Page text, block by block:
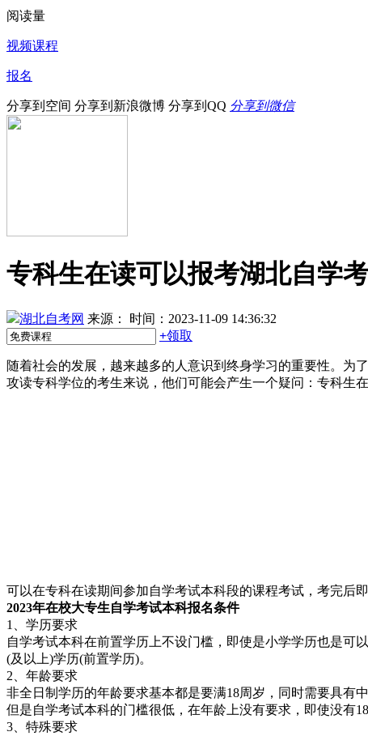
阅读量
视频课程
报名
分享到空间 分享到新浪微博 分享到QQ 分享到微信
专科生在读可以报考湖北自学
湖北自考网 来源：
时间：2023-11-09 14:36:32
+领取
随着社会的发展，越来越多的人意识到终身学习的重要性。为
攻读专科学位的考生来说，他们可能会产生一个疑问：专科生
可以在专科在读期间参加自学考试本科段的课程考试，考完后
2023年在校大专生自学考试本科报名条件
1、学历要求
自学考试本科在前置学历上不设门槛，即使是小学学历也是可
(及以上)学历(前置学历)。
2、年龄要求
非全日制学历的年龄要求基本都是要满18周岁，同时需要具有
但是自学考试本科的门槛很低，在年龄上没有要求，即使没有
3、特殊要求